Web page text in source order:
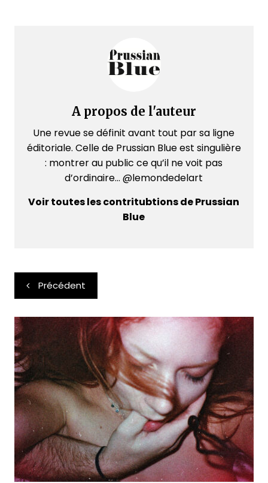
A propos de l'auteur
Une revue se définit avant tout par sa ligne
éditoriale. Celle de Prussian Blue est singulière
: montrer au public ce qu’il ne voit pas
d’ordinaire... @lemondedelart
Voir toutes les contritubtions de Prussian
Blue
Navigation
de
l’article
Précédent